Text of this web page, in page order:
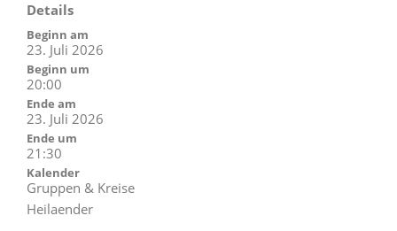
Details
Beginn am
23. Juli 2026
Beginn um
20:00
Ende am
23. Juli 2026
Ende um
21:30
Kalender
Gruppen & Kreise
Heilaender